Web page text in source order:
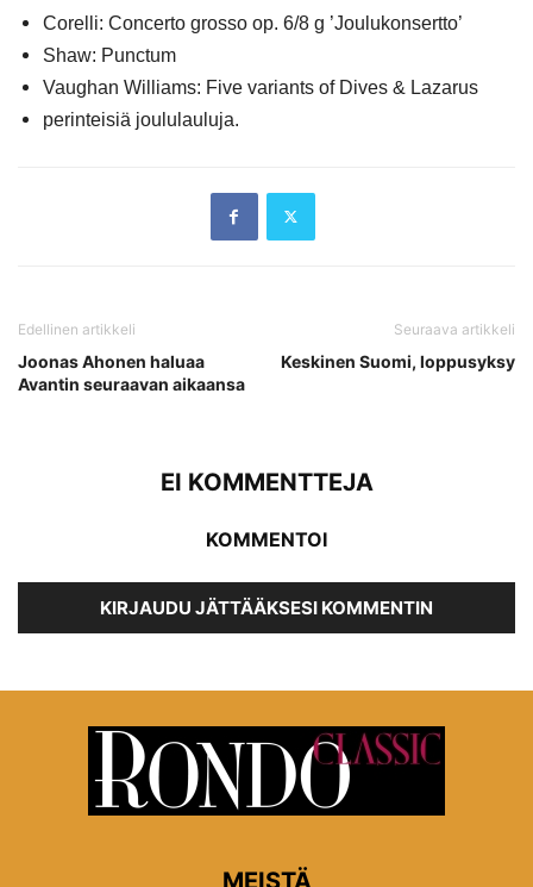
Corelli: Concerto grosso op. 6/8 g ’Joulukonsertto’
Shaw: Punctum
Vaughan Williams: Five variants of Dives & Lazarus
perinteisiä joululauluja.
Edellinen artikkeli
Joonas Ahonen haluaa
Avantin seuraavan aikaansa
Seuraava artikkeli
Keskinen Suomi, loppusyksy
EI KOMMENTTEJA
KOMMENTOI
KIRJAUDU JÄTTÄÄKSESI KOMMENTIN
MEISTÄ